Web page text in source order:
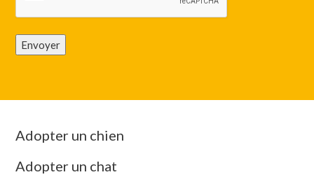
Envoyer
Adopter un chien
Adopter un chat